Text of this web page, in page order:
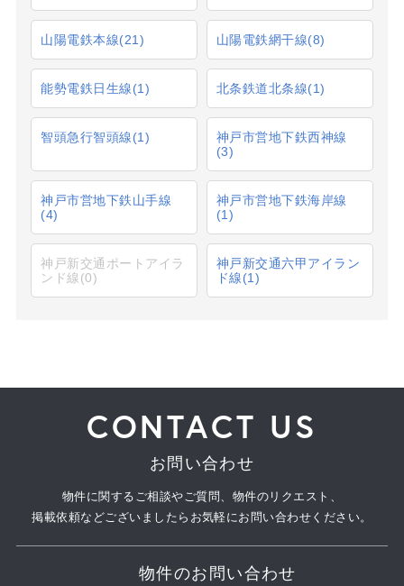
山陽電鉄本線(21) 山陽電鉄網干線(8)
能勢電鉄日生線(1) 北条鉄道北条線(1)
智頭急行智頭線(1)
神戸市営地下鉄西神線
(3)
神戸市営地下鉄山手線
(4)
神戸市営地下鉄海岸線
(1)
神戸新交通ポートアイラ
ンド線(0)
神戸新交通六甲アイラン
ド線(1)
CONTACT US
お問い合わせ
物件に関するご相談やご質問、物件のリクエスト、
掲載依頼などございましたらお気軽にお問い合わせください。
物件のお問い合わせ